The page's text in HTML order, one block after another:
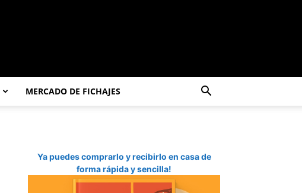
MERCADO DE FICHAJES
Ya puedes comprarlo y recibirlo en casa de
forma rápida y sencilla!